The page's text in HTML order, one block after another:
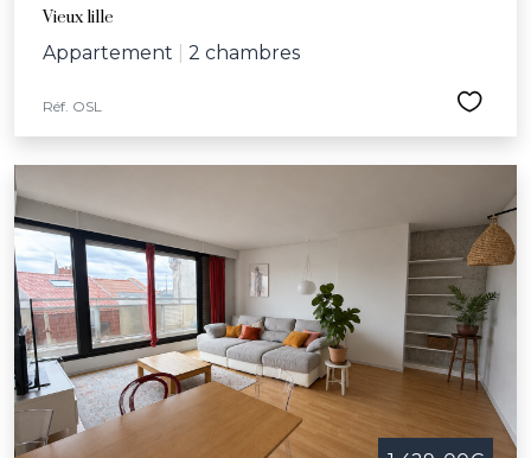
Vieux lille
Appartement 2 chambres
Réf. OSL